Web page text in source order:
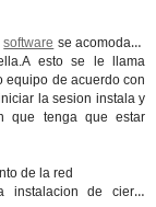
software se acomodase
esto se le llama
equipo de acuerdo con
la sesion instala y
que tenga que estar
de la red
de cierto